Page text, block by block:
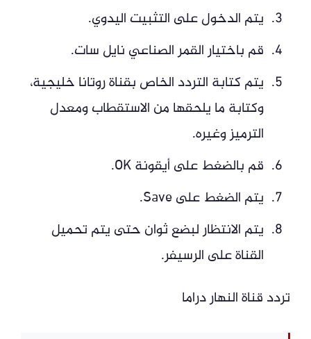
يتم الدخول على التثبيت اليدوي.
قم باختيار القمر الصناعي نايل سات.
يتم كتابة التردد الخاص بقناة روتانا خليجية،
وكتابة ما يلحقها من الاستقطاب ومعدل
الترميز وغيره.
قم بالضغط على أيقونة OK.
يتم الضغط على Save.
يتم الانتظار لبضع ثوان حتى يتم تحميل
القناة على الرسيفر.
تردد قناة النهار دراما